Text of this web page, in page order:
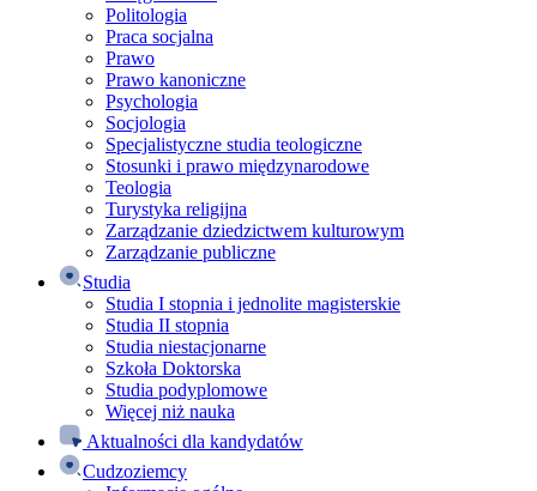
Politologia
Praca socjalna
Prawo
Prawo kanoniczne
Psychologia
Socjologia
Specjalistyczne studia teologiczne
Stosunki i prawo międzynarodowe
Teologia
Turystyka religijna
Zarządzanie dziedzictwem kulturowym
Zarządzanie publiczne
Studia
Studia I stopnia i jednolite magisterskie
Studia II stopnia
Studia niestacjonarne
Szkoła Doktorska
Studia podyplomowe
Więcej niż nauka
Aktualności dla kandydatów
Cudzoziemcy